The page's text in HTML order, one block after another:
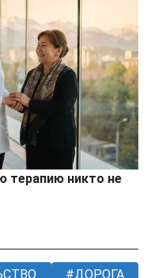
терапию никто не
ДОРОГА